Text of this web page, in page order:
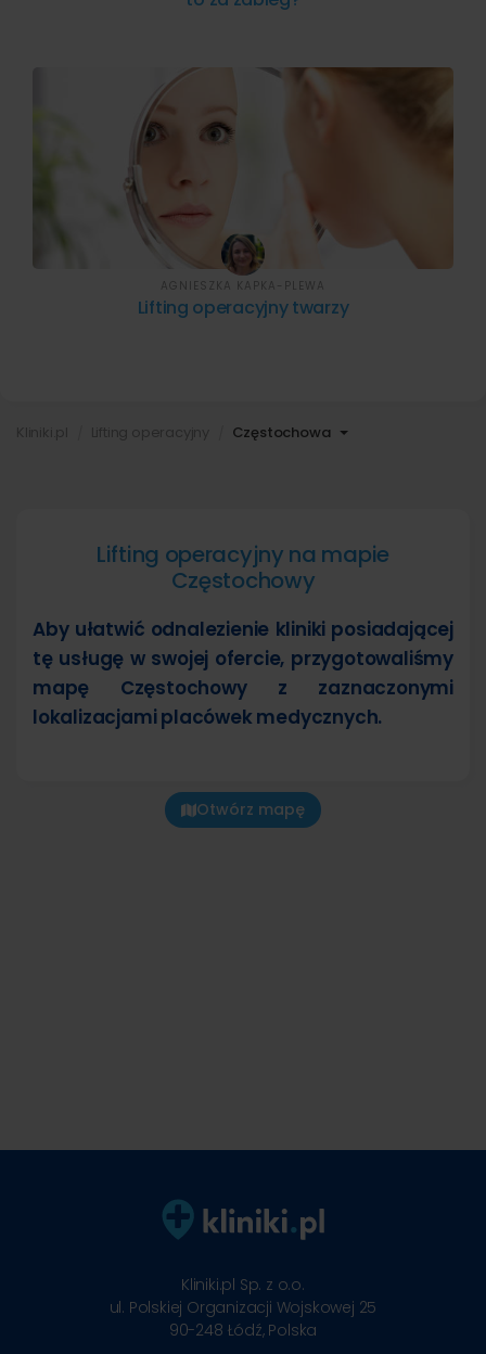
Częstochowa
Lifting operacyjny twarzy
AGNIESZKA KAPKA-PLEWA
Lifting operacyjny na mapie
Częstochowy
Aby ułatwić odnalezienie kliniki posiadającej
tę usługę w swojej ofercie, przygotowaliśmy
mapę Częstochowy z zaznaczonymi
lokalizacjami placówek medycznych.
Otwórz mapę
Kliniki.pl Sp. z o.o.
ul. Polskiej Organizacji Wojskowej 25
90-248 Łódź, Polska